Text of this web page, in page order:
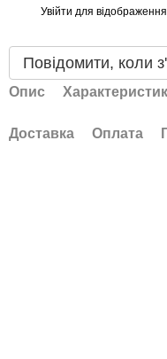
Увійти для
Повідомити, коли
Опис
Доставка Оплата